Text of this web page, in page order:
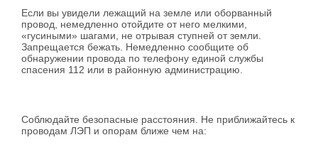
Если вы увидели лежащий на земле или оборванный
провод, немедленно отойдите от него мелкими,
«гусиными» шагами, не отрывая ступней от земли.
Запрещается бежать. Немедленно сообщите об
обнаружении провода по телефону единой службы
спасения 112 или в районную администрацию.
Соблюдайте безопасные расстояния. Не приближайтесь к
проводам ЛЭП и опорам ближе чем на: